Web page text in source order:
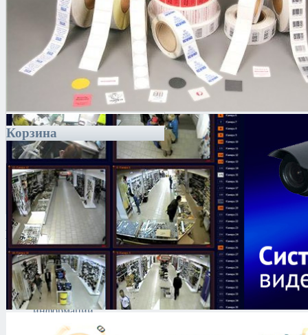
Корзина
Каталог
Антитеррористическое
оборудование
Поиск и выявление
каналов утечки
информации
Технические средства